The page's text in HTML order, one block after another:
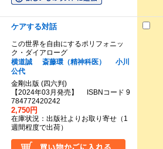
ケアする対話
この世界を自由にするポリフォニッ
ク・ダイアローグ
横道誠
斎藤環（精神科医）
小川
公代
金剛出版 (四六判)
【2024年03月発売】 ISBNコード 9
784772420242
2,750円
在庫状況：出版社よりお取り寄せ（1
週間程度で出荷）